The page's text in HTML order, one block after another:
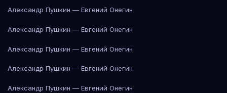
Александр Пушкин — Евгений Онегин
Александр Пушкин — Евгений Онегин
Александр Пушкин — Евгений Онегин
Александр Пушкин — Евгений Онегин
Александр Пушкин — Евгений Онегин